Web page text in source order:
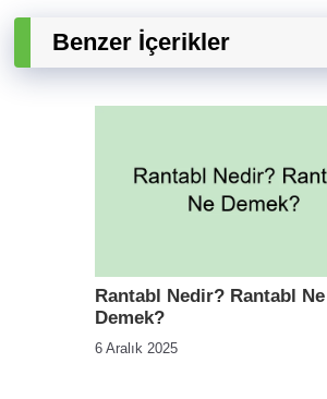
Benzer İçerikler
Rantabl Nedir? Rantabl Ne
Demek?
6 Aralık 2025